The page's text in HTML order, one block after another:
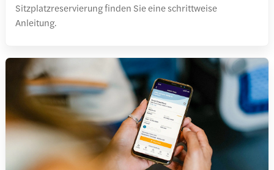
Sitzplatzreservierung finden Sie eine schrittweise
Anleitung.